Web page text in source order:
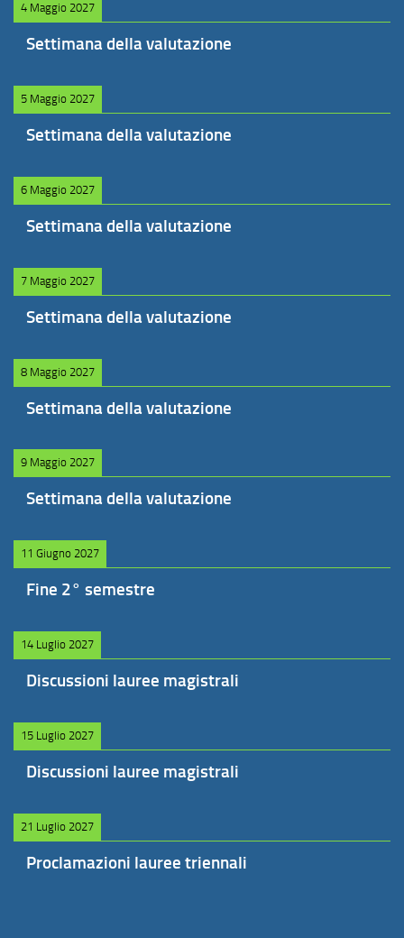
4 Maggio 2027
Settimana della valutazione
5 Maggio 2027
Settimana della valutazione
6 Maggio 2027
Settimana della valutazione
7 Maggio 2027
Settimana della valutazione
8 Maggio 2027
Settimana della valutazione
9 Maggio 2027
Settimana della valutazione
11 Giugno 2027
Fine 2° semestre
14 Luglio 2027
Discussioni lauree magistrali
15 Luglio 2027
Discussioni lauree magistrali
21 Luglio 2027
Proclamazioni lauree triennali